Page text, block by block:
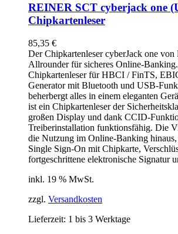
REINER SCT cyberjack one
Chipkartenleser
85,35 €
Der Chipkartenleser cyberJack one von
Allrounder für sicheres Online-
Chipkartenleser für HBCI / FinTS,
Generator mit Bluetooth und USB-
beherbergt alles in einem eleganten
ist ein Chipkartenleser der
großen Display und dank CCID-
Treiberinstallation funktionsfähig. Die
die Nutzung im Online-Banking
Single Sign-On mit Chipkarte,
fortgeschrittene elektronische Signatur
inkl. 19 % MwSt.
zzgl. Versandkosten
Lieferzeit: 1 bis 3 Werktage